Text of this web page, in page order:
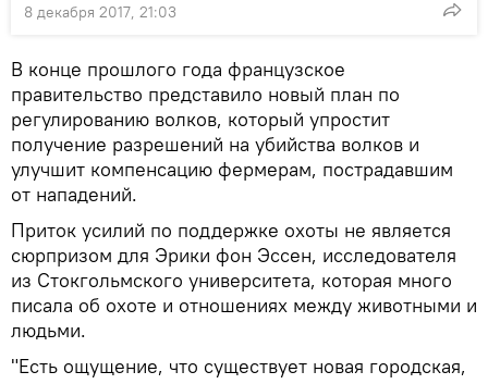
8 декабря 2017, 21:03
В конце прошлого года французское
правительство представило новый план по
регулированию волков, который упростит
получение разрешений на убийства волков и
улучшит компенсацию фермерам, пострадавшим
от нападений.
Приток усилий по поддержке охоты не является
сюрпризом для Эрики фон Эссен, исследователя
из Стокгольмского университета, которая много
писала об охоте и отношениях между животными и
людьми.
"Есть ощущение, что существует новая городская,